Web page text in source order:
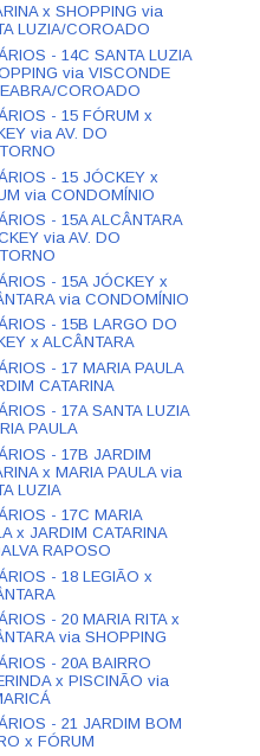
x SHOPPING via
LUZIA/COROADO
- 14C SANTA LUZIA
via VISCONDE
COROADO
- 15 FÓRUM x
via AV. DO
- 15 JÓCKEY x
via CONDOMÍNIO
- 15A ALCÂNTARA
via AV. DO
- 15A JÓCKEY x
via CONDOMÍNIO
- 15B LARGO DO
x ALCÂNTARA
- 17 MARIA PAULA
CATARINA
- 17A SANTA LUZIA
PAULA
- 17B JARDIM
x MARIA PAULA via
LUZIA
- 17C MARIA
x JARDIM CATARINA
RAPOSO
- 18 LEGIÃO x
- 20 MARIA RITA x
via SHOPPING
- 20A BAIRRO
x PISCINÃO via
- 21 JARDIM BOM
x FÓRUM